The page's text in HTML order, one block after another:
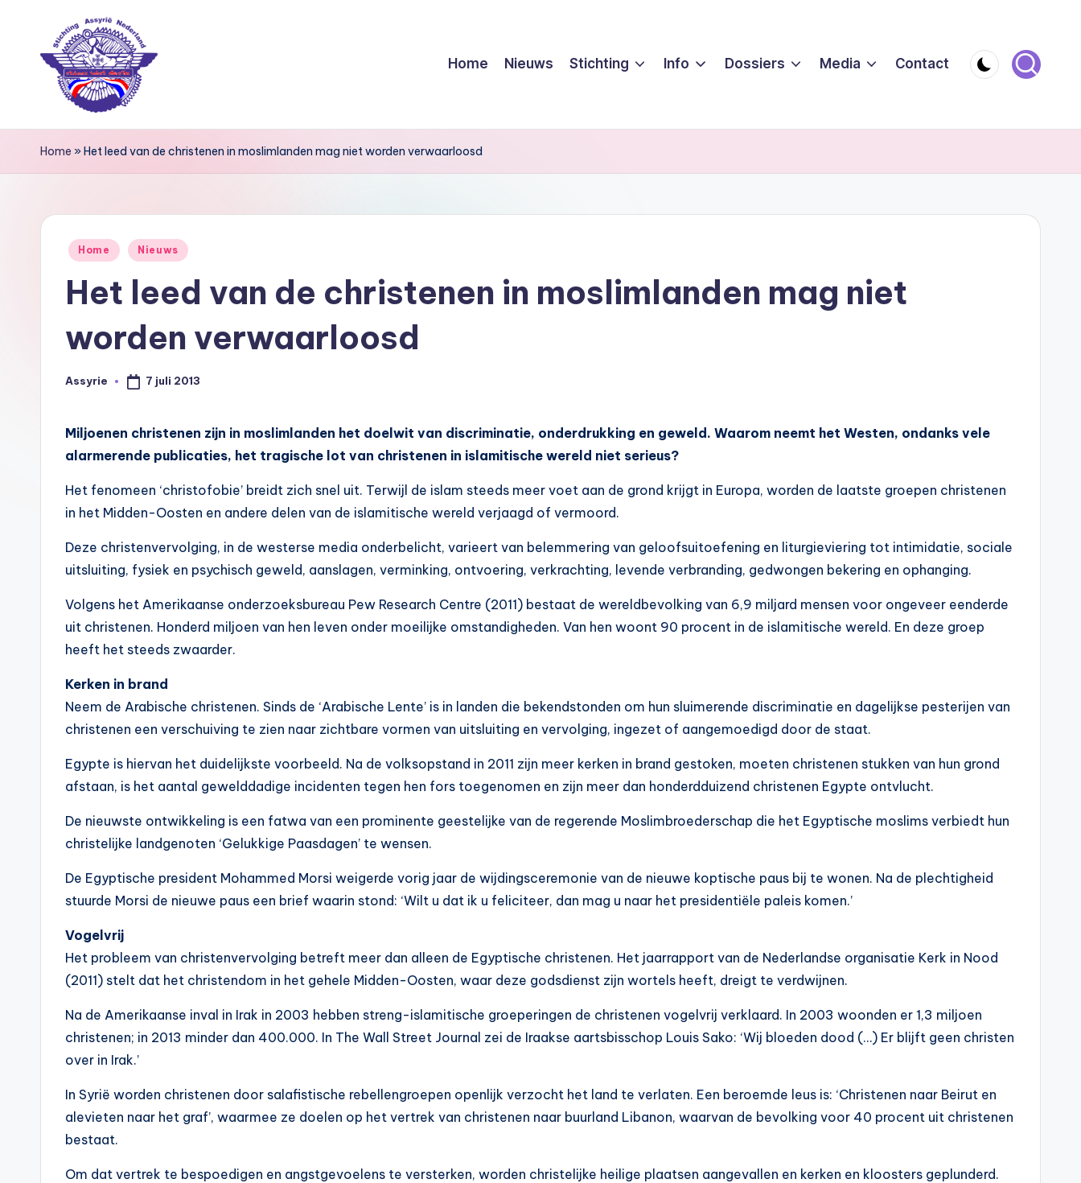
S
ti
h
Home Nieuws Stichting Info Dossiers Media Contact
Home »Het leed van de christenen in moslimlanden mag niet worden verwaarloosd
Geplaatst
Home Nieuws
Het leed van de christenen in moslimlanden mag niet
worden verwaarloosd
Geplaatst
Assyrie 7 juli 2013
Miljoenen christenen zijn in moslimlanden het doelwit van discriminatie, onderdrukking en geweld. Waarom neemt het Westen, ondanks vele
alarmerende publicaties, het tragische lot van christenen in islamitische wereld niet serieus?
Het fenomeen ‘christofobie’ breidt zich snel uit. Terwijl de islam steeds meer voet aan de grond krijgt in Europa, worden de laatste groepen christenen
in het Midden-Oosten en andere delen van de islamitische wereld verjaagd of vermoord.
Deze christenvervolging, in de westerse media onderbelicht, varieert van belemmering van geloofsuitoefening en liturgieviering tot intimidatie, sociale
uitsluiting, fysiek en psychisch geweld, aanslagen, verminking, ontvoering, verkrachting, levende verbranding, gedwongen bekering en ophanging.
Volgens het Amerikaanse onderzoeksbureau Pew Research Centre (2011) bestaat de wereldbevolking van 6,9 miljard mensen voor ongeveer eenderde
uit christenen. Honderd miljoen van hen leven onder moeilijke omstandigheden. Van hen woont 90 procent in de islamitische wereld. En deze groep
heeft het steeds zwaarder.
Kerken in brand
Neem de Arabische christenen. Sinds de ‘Arabische Lente’ is in landen die bekendstonden om hun sluimerende discriminatie en dagelijkse pesterijen van
christenen een verschuiving te zien naar zichtbare vormen van uitsluiting en vervolging, ingezet of aangemoedigd door de staat.
Egypte is hiervan het duidelijkste voorbeeld. Na de volksopstand in 2011 zijn meer kerken in brand gestoken, moeten christenen stukken van hun grond
afstaan, is het aantal gewelddadige incidenten tegen hen fors toegenomen en zijn meer dan honderdduizend christenen Egypte ontvlucht.
De nieuwste ontwikkeling is een fatwa van een prominente geestelijke van de regerende Moslimbroederschap die het Egyptische moslims verbiedt hun
christelijke landgenoten ‘Gelukkige Paasdagen’ te wensen.
De Egyptische president Mohammed Morsi weigerde vorig jaar de wijdingsceremonie van de nieuwe koptische paus bij te wonen. Na de plechtigheid
stuurde Morsi de nieuwe paus een brief waarin stond: ‘Wilt u dat ik u feliciteer, dan mag u naar het presidentiële paleis komen.’
Vogelvrij
Het probleem van christenvervolging betreft meer dan alleen de Egyptische christenen. Het jaarrapport van de Nederlandse organisatie Kerk in Nood
(2011) stelt dat het christendom in het gehele Midden-Oosten, waar deze godsdienst zijn wortels heeft, dreigt te verdwijnen.
Na de Amerikaanse inval in Irak in 2003 hebben streng-islamitische groeperingen de christenen vogelvrij verklaard. In 2003 woonden er 1,3 miljoen
christenen; in 2013 minder dan 400.000. In The Wall Street Journal zei de Iraakse aartsbisschop Louis Sako: ‘Wij bloeden dood (…) Er blijft geen christen
over in Irak.’
In Syrië worden christenen door salafistische rebellengroepen openlijk verzocht het land te verlaten. Een beroemde leus is: ‘Christenen naar Beirut en
alevieten naar het graf’, waarmee ze doelen op het vertrek van christenen naar buurland Libanon, waarvan de bevolking voor 40 procent uit christenen
bestaat.
Om dat vertrek te bespoedigen en angstgevoelens te versterken, worden christelijke heilige plaatsen aangevallen en kerken en kloosters geplunderd.